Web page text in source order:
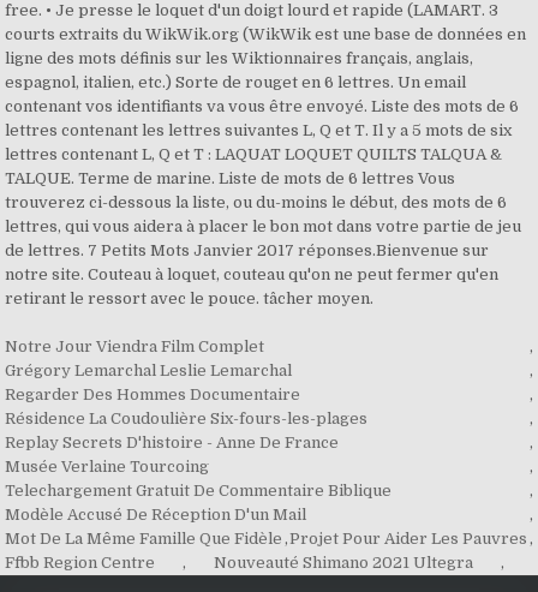
free. • Je presse le loquet d'un doigt lourd et rapide (LAMART. 3
courts extraits du WikWik.org (WikWik est une base de données en
ligne des mots définis sur les Wiktionnaires français, anglais,
espagnol, italien, etc.) Sorte de rouget en 6 lettres. Un email
contenant vos identifiants va vous être envoyé. Liste des mots de 6
lettres contenant les lettres suivantes L, Q et T. Il y a 5 mots de six
lettres contenant L, Q et T : LAQUAT LOQUET QUILTS TALQUA &
TALQUE. Terme de marine. Liste de mots de 6 lettres Vous
trouverez ci-dessous la liste, ou du-moins le début, des mots de 6
lettres, qui vous aidera à placer le bon mot dans votre partie de jeu
de lettres. 7 Petits Mots Janvier 2017 réponses.Bienvenue sur
notre site. Couteau à loquet, couteau qu'on ne peut fermer qu'en
retirant le ressort avec le pouce. tâcher moyen.
Notre Jour Viendra Film Complet
,
Grégory Lemarchal Leslie Lemarchal
,
Regarder Des Hommes Documentaire
,
Résidence La Coudoulière Six-fours-les-plages
,
Replay Secrets D'histoire - Anne De France
,
Musée Verlaine Tourcoing
,
Telechargement Gratuit De Commentaire Biblique
,
Modèle Accusé De Réception D'un Mail
,
Mot De La Même Famille Que Fidèle ,Projet Pour Aider Les Pauvres ,
Ffbb Region Centre
, Nouveauté Shimano 2021 Ultegra ,